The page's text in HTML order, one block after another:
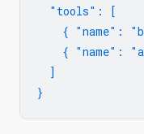
  "tools": [
{ "name":
{ "name":
  ]